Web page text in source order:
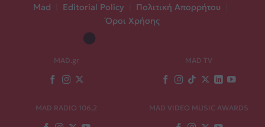
Mad
Editorial Policy Πολιτική Απορρήτου
Όροι Χρήσης
MAD.gr MAD TV
MAD RADIO 106,2 MAD VIDEO MUSIC AWARDS